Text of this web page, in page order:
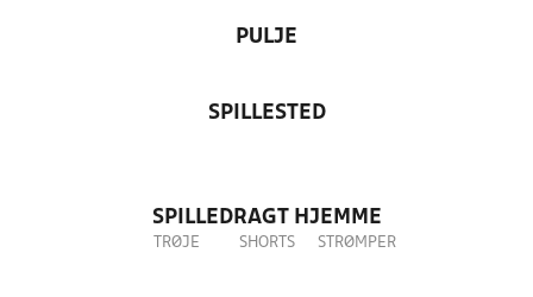
PULJE
SPILLESTED
SPILLEDRAGT HJEMME
TRØJE SHORTS STRØMPER